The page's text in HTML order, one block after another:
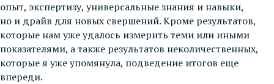
опыт, экспертизу, универсальные знания и навыки,
но и драйв для новых свершений. Кроме результатов,
которые нам уже удалось измерить теми или иными
показателями, а также результатов неколичественных,
которые я уже упомянула, подведение итогов еще
впереди.